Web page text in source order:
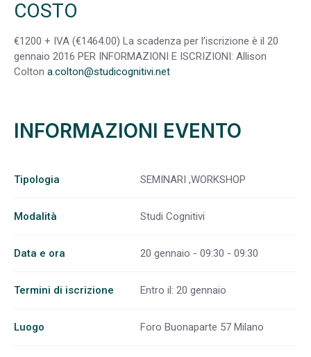
COSTO
€1200 + IVA (€1464.00) La scadenza per l’iscrizione è il 20
gennaio 2016 PER INFORMAZIONI E ISCRIZIONI: Allison
Colton a.colton@studicognitivi.net
INFORMAZIONI EVENTO
Tipologia SEMINARI ,WORKSHOP
Modalità Studi Cognitivi
Data e ora 20 gennaio - 09:30 - 09:30
Termini di iscrizione Entro il: 20 gennaio
Luogo Foro Buonaparte 57 Milano